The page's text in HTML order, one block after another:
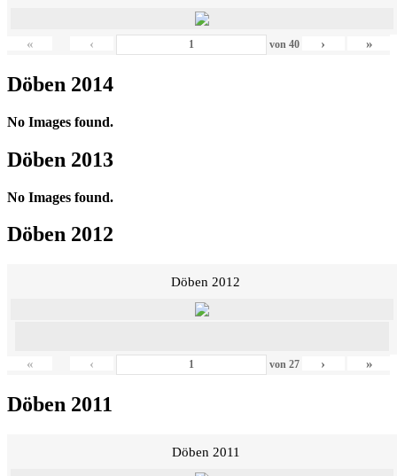
« ‹ von 40 › »
Döben 2014
No Images found.
Döben 2013
No Images found.
Döben 2012
Döben 2012
« ‹ von 27 › »
Döben 2011
Döben 2011